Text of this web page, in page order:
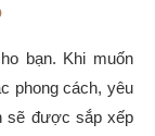
bạn. Khi muốn
phong cách, yêu
sẽ được sắp xếp